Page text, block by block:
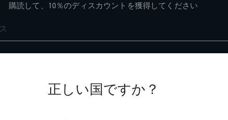
正しい国ですか？
購読して、10％のディスカウントを獲得してください
サポート